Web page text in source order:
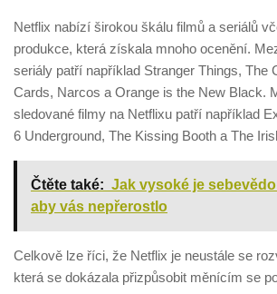
Netflix nabízí širokou škálu filmů a seriálů
produkce, která získala mnoho ocenění.
seriály patří například Stranger Things, The
Cards, Narcos a Orange is the New Black.
sledované filmy na Netflixu patří například
6 Underground, The Kissing Booth a The
Čtěte také: Jak vysoké je
aby vás nepřerostlo
Celkově lze říci, že Netflix je neustále se
která se dokázala přizpůsobit měnícím se